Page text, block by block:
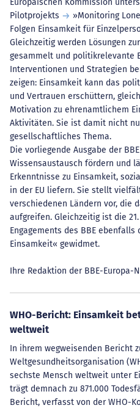
Europäischen Kommission
Pilotprojekts
»Monitoring
Folgen Einsamkeit für
Gleichzeitig werden Lösungen
gesammelt und politikrelevante
Interventionen und Strategien
zeigen: Einsamkeit kann das
und Vertrauen erschüttern,
Motivation zu ehrenamtlichem
Aktivitäten. Sie ist damit nicht
gesellschaftliches Thema.
Die vorliegende Ausgabe der
Wissensaustausch fördern und
Erkenntnisse zu Einsamkeit,
in der EU liefern. Sie stellt
verschiedenen Ländern vor, die
aufgreifen. Gleichzeitig ist die
Engagements des BBE
Einsamkeit« gewidmet.
Ihre Redaktion der BBE-Europa-
WHO-Bericht: Einsamkeit
weltweit
In ihrem wegweisenden Bericht
Weltgesundheitsorganisation
sechste Mensch weltweit unter
trägt demnach zu 871.000
Bericht, verfasst von der WHO-